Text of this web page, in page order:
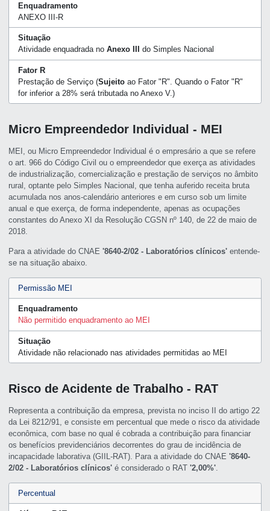
Enquadramento
ANEXO III-R
Situação
Atividade enquadrada no Anexo III do Simples Nacional
Fator R
Prestação de Serviço (Sujeitoao Fator "R". Quando o Fator "R"
for inferior a 28% será tributada no Anexo V.)
Micro Empreendedor Individual - MEI
MEI, ou Micro Empreendedor Individual é o empresário a que se refere
o art. 966 do Código Civil ou o empreendedor que exerça as atividades
de industrialização, comercialização e prestação de serviços no âmbito
rural, optante pelo Simples Nacional, que tenha auferido receita bruta
acumulada nos anos-calendário anteriores e em curso sob um limite
anual e que exerça, de forma independente, apenas as ocupações
constantes do Anexo XI da Resolução CGSN nº 140, de 22 de maio de
2018.
Para a atividade do CNAE'8640-2/02 - Laboratórios clínicos' entende-
se na situação abaixo.
Permissão MEI
Enquadramento
Não permitido enquadramento ao MEI
Situação
Atividade não relacionado nas atividades permitidas ao MEI
Risco de Acidente de Trabalho - RAT
Representa a contribuição da empresa, prevista no inciso II do artigo 22
da Lei 8212/91, e consiste em percentual que mede o risco da atividade
econômica, com base no qual é cobrada a contribuição para financiar
os benefícios previdenciários decorrentes do grau de incidência de
incapacidade laborativa (GIIL-RAT). Para a atividade do CNAE'8640-
2/02 - Laboratórios clínicos' é considerado o RAT'2,00%'.
Percentual